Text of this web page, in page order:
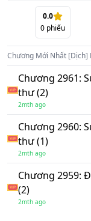
Năm thứ hai,
sạch. Trong lúc
ra khỏi hàng, lấy
kinh. Nàng hừ nhẹ:
“Cũng coi như là
Năm thứ năm,
Nữ Đế lâm triều,
nữ mỹ nhân, tất
“Quả thực là quân
Năm thứ mười,
nàng nghiến răng
“Uổng là quân tử!”
0.0
0phiếu
Chương Mới Nhất [Dịch]
Chương 2961:
thư (2)
2mth ago
Chương 2960:
thư (1)
2mth ago
Chương 2959:
(2)
2mth ago